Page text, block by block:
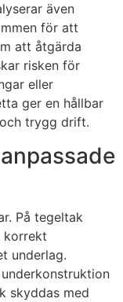
även
för att
att åtgärda
risken för
eller
ger en hållbar
trygg drift.
På tegeltak
korrekt
underlag.
skyddas med